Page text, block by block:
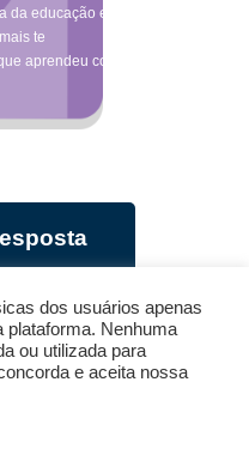
da educação e fale mais
te
aprendeu com elas?
dos usuários apenas
plataforma. Nenhuma
ou utilizada para
e aceita nossa